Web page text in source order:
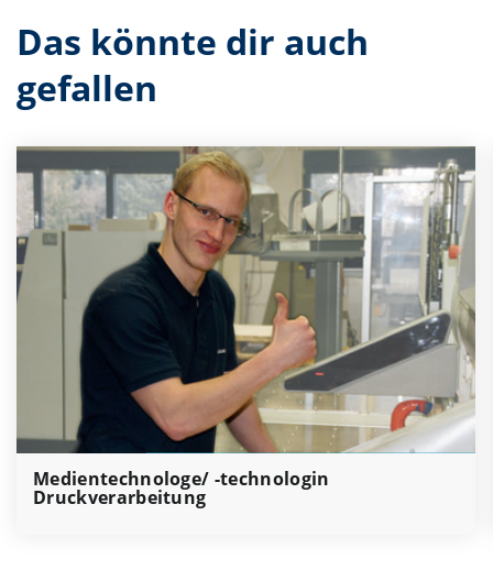
Das könnte dir auch
gefallen
Medientechnologe/ -technologin
Druckverarbeitung